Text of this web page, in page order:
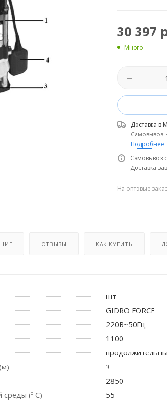
30 397
Много
Доставка в
Самовывоз
Подробнее
Самовывоз
Доставка
На оптовые
ОТЗЫВЫ КАК КУПИТЬ
шт
GIDRO FORCE
220В~50Гц
1100
3
2850
среды (º С)
55